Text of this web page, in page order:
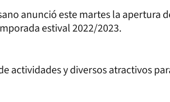
anunció este martes la apertura
estival 2022/2023.
actividades y diversos atractivos